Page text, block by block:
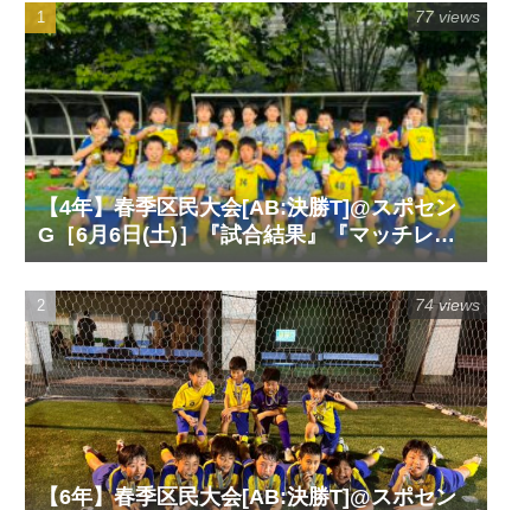
【4年】春季区民大会[AB:決勝T]@スポセン
G［6月6日(土)］『試合結果』『マッチレポ
ート』『試合動画』
77 views
【6年】春季区民大会[AB:決勝T]@スポセン
74 views